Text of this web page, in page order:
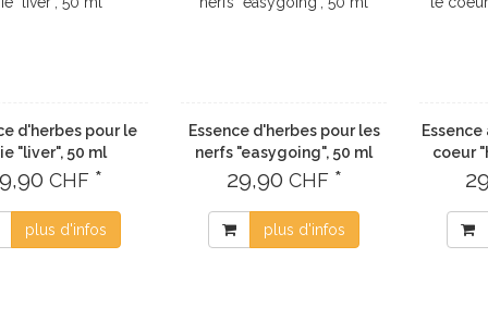
d'herbes pour le
"liver", 50 ml
CHF *
plus d'infos
Essence d'herbes pour les
nerfs "easygoing", 50 ml
29,90 CHF *
plus d'infos
coeur